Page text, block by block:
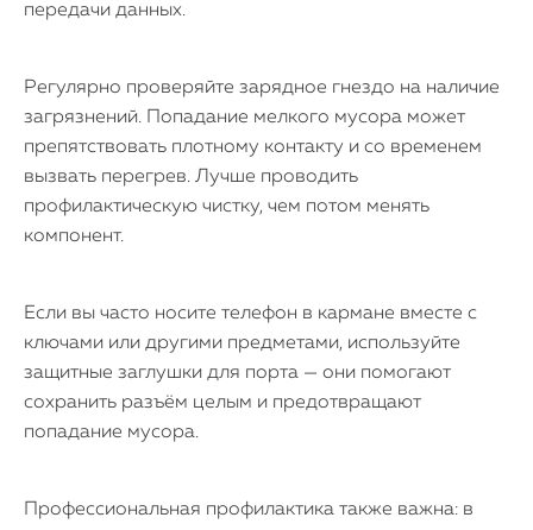
передачи данных.
Регулярно проверяйте зарядное гнездо на наличие
загрязнений. Попадание мелкого мусора может
препятствовать плотному контакту и со временем
вызвать перегрев. Лучше проводить
профилактическую чистку, чем потом менять
компонент.
Если вы часто носите телефон в кармане вместе с
ключами или другими предметами, используйте
защитные заглушки для порта — они помогают
сохранить разъём целым и предотвращают
попадание мусора.
Профессиональная профилактика также важна: в